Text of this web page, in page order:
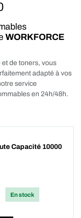
WORKFORCE
de toners, vous
adapté à vos
service
en 24h/48h.
Capacité 10000
En stock